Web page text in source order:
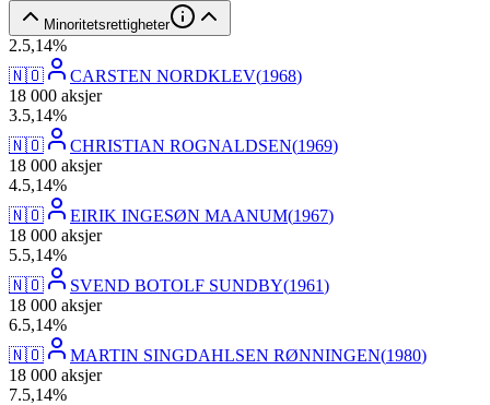
Minoritetsrettigheter
2.5,14%
🇳🇴
CARSTEN NORDKLEV(1968)
18 000 aksjer
3.5,14%
🇳🇴
CHRISTIAN ROGNALDSEN(1969)
18 000 aksjer
4.5,14%
🇳🇴
EIRIK INGESØN MAANUM(1967)
18 000 aksjer
5.5,14%
🇳🇴
SVEND BOTOLF SUNDBY(1961)
18 000 aksjer
6.5,14%
🇳🇴
MARTIN SINGDAHLSEN RØNNINGEN(1980)
18 000 aksjer
7.5,14%